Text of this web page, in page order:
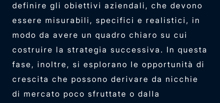
definire gli obiettivi aziendali, che devono
essere misurabili, specifici e realistici, in
modo da avere un quadro chiaro su cui
costruire la strategia successiva. In questa
fase, inoltre, si esplorano le opportunità di
crescita che possono derivare da nicchie
di mercato poco sfruttate o dalla